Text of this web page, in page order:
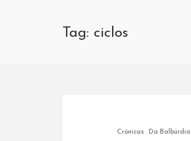
Tag: ciclos
Crónicas. Da Balbúrdia